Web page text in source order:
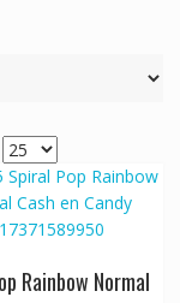
Rainbow Normal